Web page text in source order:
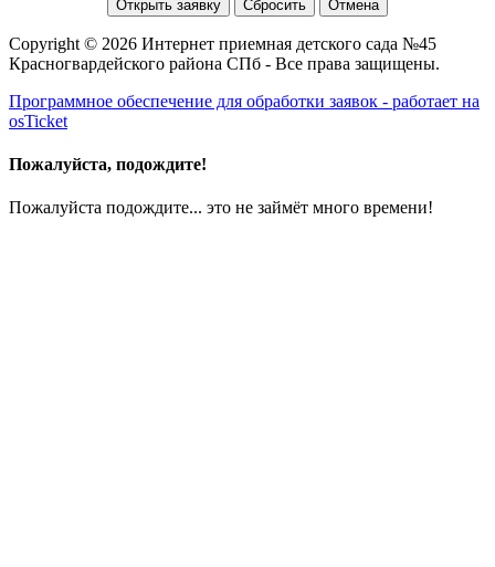
Copyright © 2026 Интернет приемная детского сада №45
Красногвардейского района СПб - Все права защищены.
Программное обеспечение для обработки заявок - работает на
osTicket
Пожалуйста, подождите!
Пожалуйста подождите... это не займёт много времени!